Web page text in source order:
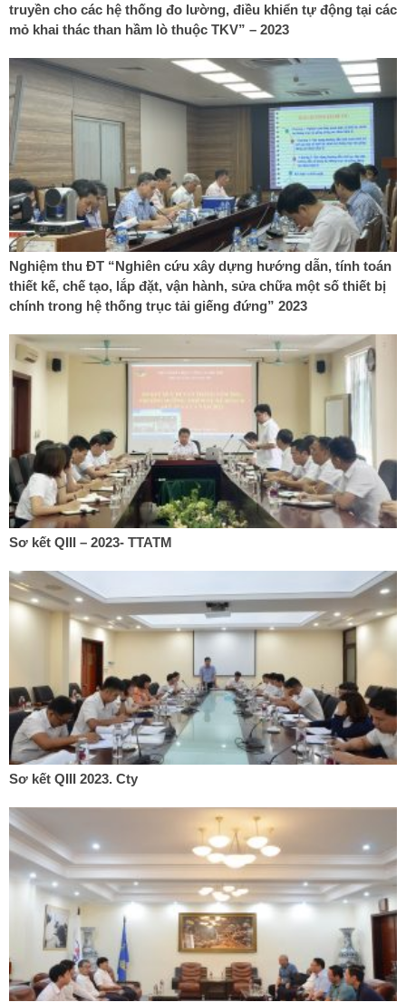
truyền cho các hệ thống đo lường, điều khiển tự động tại các
mỏ khai thác than hầm lò thuộc TKV” – 2023
Nghiệm thu ĐT “Nghiên cứu xây dựng hướng dẫn, tính toán
thiết kế, chế tạo, lắp đặt, vận hành, sửa chữa một số thiết bị
chính trong hệ thống trục tải giếng đứng” 2023
Sơ kết QIII – 2023- TTATM
Sơ kết QIII 2023. Cty